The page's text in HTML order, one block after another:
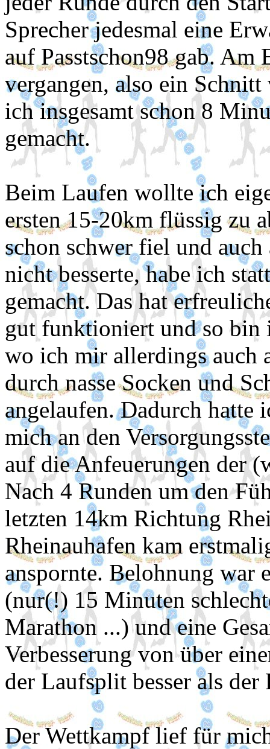
Sprecher jedesmal eine
auf Passtschon98 gab. Am
vergangen, also ein
ich insgesamt schon 8
gemacht.
Beim Laufen wollte ich
ersten 15-20km flüssig zu
schon schwer fiel und
nicht besserte, habe ich
gemacht. Das hat
gut funktioniert und so bin
wo ich mir allerdings auch
durch nasse Socken und
angelaufen. Dadurch hatte
mich an den
auf die Anfeuerungen der
Nach 4 Runden um den
letzten 14km Richtung
Rheinauhafen kam
anspornte. Belohnung war
(nur(!) 15 Minuten
Marathon ...) und eine
Verbesserung von über
der Laufsplit besser als der
Der Wettkampf lief für